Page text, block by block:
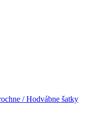
/ Hodvábne šatky